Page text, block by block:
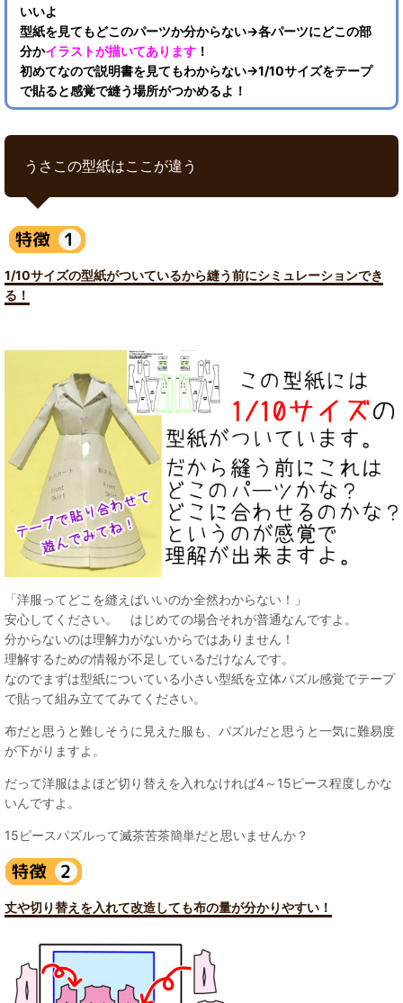
いいよ
型紙を見てもどこのパーツか分からない→各パーツにどこの部
分かイラストが描いてあります ！
初めてなので説明書を見てもわからない→1/10サイズをテープ
で貼ると感覚で縫う場所がつかめるよ！
うさこの型紙はここが違う
1/10サイズの型紙がついているから縫う前にシミュレーションでき
る！
「洋服ってどこを縫えばいいのか全然わからない！」
安心してください。 はじめての場合それが普通なんですよ。
分からないのは理解力がないからではありません！
理解するための情報が不足しているだけなんです。
なのでまずは型紙についている小さい型紙を立体パズル感覚でテープ
で貼って組み立ててみてください。
布だと思うと難しそうに見えた服も、パズルだと思うと一気に難易度
が下がりますよ。
だって洋服はよほど切り替えを入れなければ4～15ピース程度しかな
いんですよ。
15ピースパズルって滅茶苦茶簡単だと思いませんか？
丈や切り替えを入れて改造しても布の量が分かりやすい！